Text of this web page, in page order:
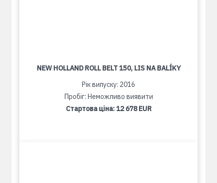
NEW HOLLAND ROLL BELT 150, LIS NA BALÍKY
Рік випуску: 2016
Пробіг: Неможливо виявити
Стартова ціна:12 678 EUR